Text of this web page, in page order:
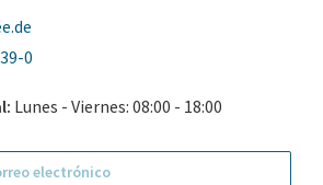
0
Lunes - Viernes: 08:00 - 18:00